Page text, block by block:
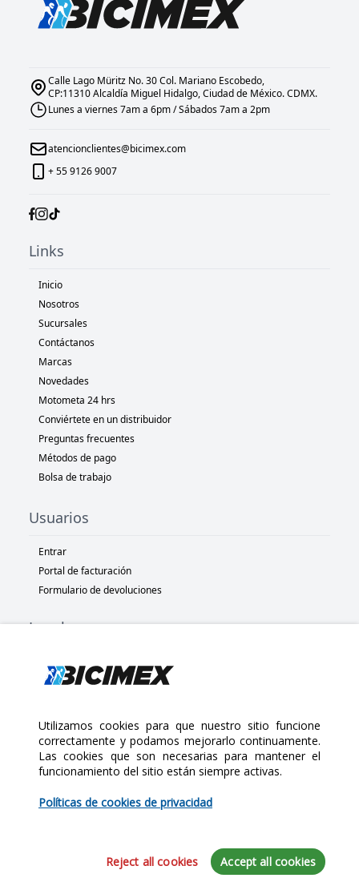
$1,145.00
Iniciar sesión
Calle Lago Müritz No. 30 Col. Mariano Escobedo,
CP:11310 Alcaldía Miguel Hidalgo, Ciudad de México. CDMX.
Lunes a viernes 7am a 6pm / Sábados 7am a 2pm
atencionclientes@bicimex.com
+ 55 9126 9007
Links
Inicio
Nosotros
Sucursales
Contáctanos
Marcas
Novedades
Motometa 24 hrs
Conviértete en un distribuidor
Preguntas frecuentes
Métodos de pago
Bolsa de trabajo
Usuarios
Entrar
Portal de facturación
Formulario de devoluciones
Legal
Políticas de privacidad
Políticas de devolución
Copyright 2025 Bicimex®. All rights reserved. Today is Sábado,
Agosto 8, 2026
Utilizamos cookies para que nuestro sitio funcione
correctamente y podamos mejorarlo continuamente.
Las cookies que son necesarias para mantener el
funcionamiento del sitio están siempre activas.
Políticas de cookies de privacidad
Reject all cookies Accept all cookies